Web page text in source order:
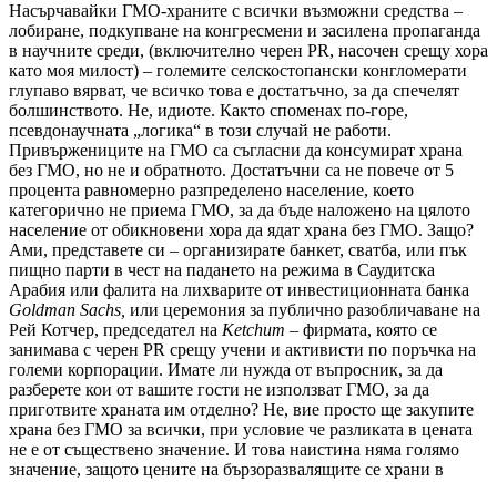
Насърчавайки ГМО-храните с всички възможни средства –
лобиране, подкупване на конгресмени и засилена пропаганда
в научните среди, (включително черен PR, насочен срещу хора
като моя милост) – големите селскостопански конгломерати
глупаво вярват, че всичко това е достатъчно, за да спечелят
болшинството. Не, идиоте. Както споменах по-горе,
псевдонаучната „логика“ в този случай не работи.
Привържениците на ГМО са съгласни да консумират храна
без ГМО, но не и обратното. Достатъчни са не повече от 5
процента равномерно разпределено население, което
категорично не приема ГМО, за да бъде наложено на цялото
население от обикновени хора да ядат храна без ГМО. Защо?
Ами, представете си – организирате банкет, сватба, или пък
пищно парти в чест на падането на режима в Саудитска
Арабия или фалита на лихварите от инвестиционната банка
Goldman Sachs, или церемония за публично разобличаване на
Рей Котчер, председател на Ketchum – фирмата, която се
занимава с черен PR срещу учени и активисти по поръчка на
големи корпорации. Имате ли нужда от въпросник, за да
разберете кои от вашите гости не използват ГМО, за да
приготвите храната им отделно? Не, вие просто ще закупите
храна без ГМО за всички, при условие че разликата в цената
не е от съществено значение. И това наистина няма голямо
значение, защото цените на бързоразвалящите се храни в